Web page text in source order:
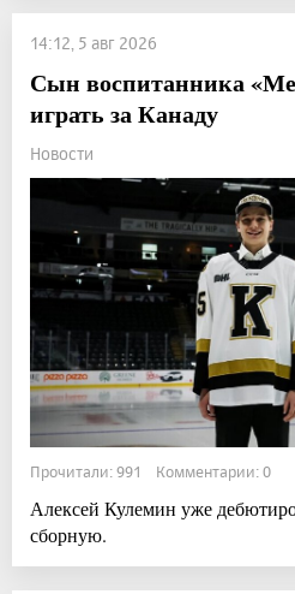
14:12, 5 авг 2026
Сын воспитанника
играть за Канаду
Новости
Прочитали: 991 Комментарии: 0
Алексей Кулемин уже
сборную.